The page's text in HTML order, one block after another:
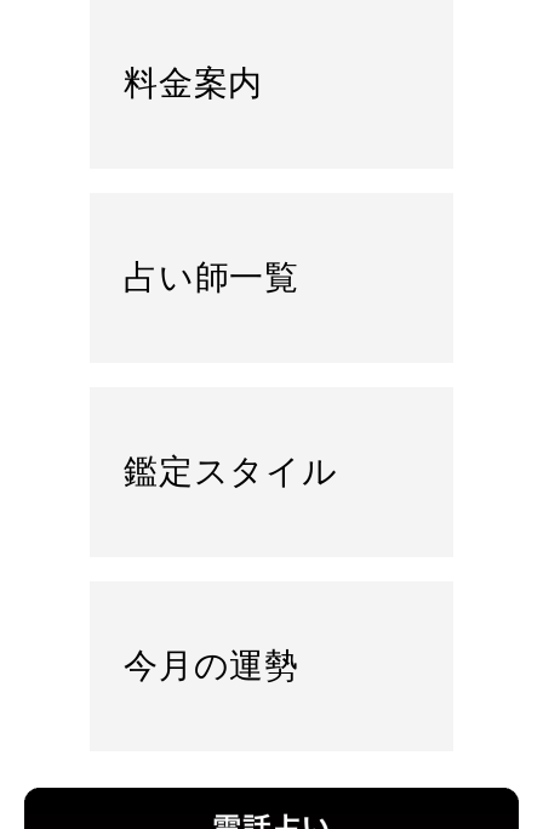
料金案内
占い師一覧
鑑定スタイル
今月の運勢